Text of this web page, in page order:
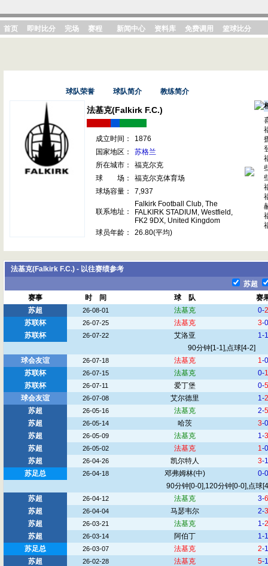
首页 即时比分 完场 赛程 新闻中心 资料库 免费调用 篮球比分
球队荣誉 球队简介 教练简介
法基克(Falkirk F.C.)
成立时间：
1876
国家地区：
苏格兰
所在城市：
福克尔克
球 场：
福克尔克体育场
球场容量：
7,937
联系地址：
Falkirk Football Club, The
FALKIRK STADIUM, Westfield,
FK2 9DX, United Kingdom
球员年龄：
26.80(平均)
法基克(Falkirk F.C.) - 以往赛绩参考
苏超
赛事
时 间 球 队
赛
苏超
26-08-01 法基克 0-2
苏联杯
26-07-25 法基克 3-0
苏联杯
26-07-22 艾洛亚
1-1
90分钟[1-1],点球[4-2]
球会友谊
26-07-18 法基克 1-0
苏联杯
26-07-15 法基克 0-1
苏联杯
26-07-11 爱丁堡 0-5
球会友谊
26-07-08 艾尔德里 1-2
苏超
26-05-16 法基克 2-5
苏超
26-05-14 哈茨 3-0
苏超
26-05-09 法基克 1-3
苏超
26-05-02 法基克 1-0
苏超
26-04-26 凯尔特人 3-1
苏足总
26-04-18 邓弗姆林(中)
0-0
90分钟[0-0],120分钟[0-0],点球
苏超
26-04-12 法基克 3-6
苏超
26-04-04 马瑟韦尔 2-3
苏超
26-03-21 法基克 1-2
苏超
26-03-14 阿伯丁
1-1
苏足总
26-03-07 法基克 2-1
苏超
26-02-28 法基克 5-1